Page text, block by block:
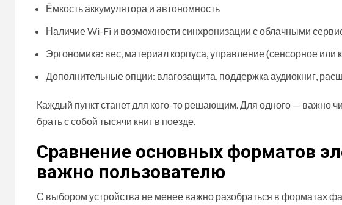
Ёмкость аккумулятора и автономность
Наличие Wi-Fi и возможности синхронизации с облачными
Эргономика: вес, материал корпуса, управление (сенсорное или
Дополнительные опции: влагозащита, поддержка аудиокниг,
Каждый пункт станет для кого-то решающим. Для одного — важно
брать с собой тысячи книг в поезде.
Сравнение основных форматов
важно пользователю
С выбором устройства не менее важно разобраться в форматах